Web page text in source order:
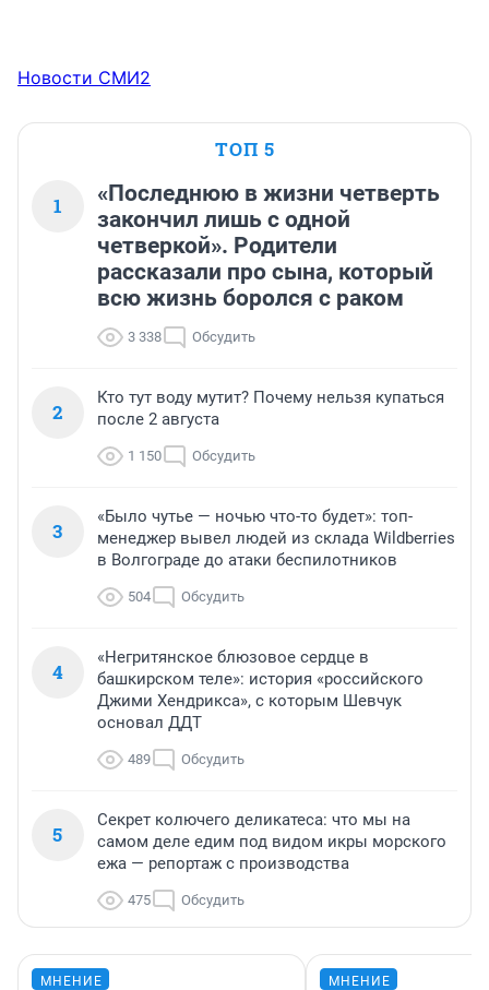
Новости СМИ2
ТОП 5
1
«Последнюю в жизни четверть
закончил лишь с одной
четверкой». Родители
рассказали про сына, который
всю жизнь боролся с раком
3 338 Обсудить
2
Кто тут воду мутит? Почему нельзя купаться
после 2 августа
1 150 Обсудить
3
«Было чутье — ночью что-то будет»: топ-
менеджер вывел людей из склада Wildberries
в Волгограде до атаки беспилотников
504 Обсудить
4
«Негритянское блюзовое сердце в
башкирском теле»: история «российского
Джими Хендрикса», с которым Шевчук
основал ДДТ
489 Обсудить
5
Секрет колючего деликатеса: что мы на
самом деле едим под видом икры морского
ежа — репортаж с производства
475 Обсудить
МНЕНИЕ МНЕНИЕ